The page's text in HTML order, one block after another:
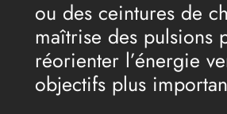
ou des ceintures de
maîtrise des pulsions
réorienter l’énergie
objectifs plus